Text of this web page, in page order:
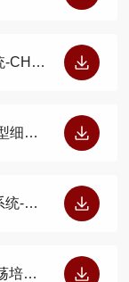
版）
版
）
版）